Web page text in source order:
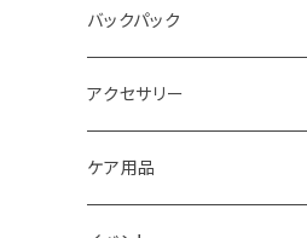
レディス
メンズ
レディス
キッズ
ジム トレーニング
Static
Milestone
Altra
Milestone
Drymax
Hiker Trash
バックパック
Ultimate Direction
Teton Bros.
アクセサリー
Halo Commodity
ケア用品